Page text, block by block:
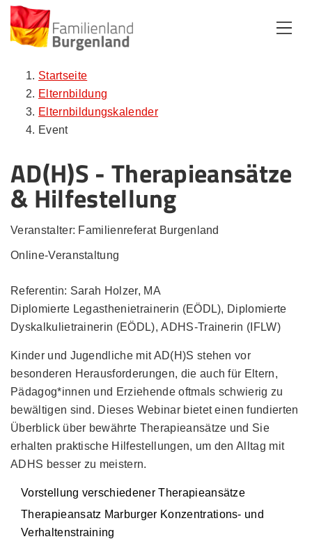
Startseite
Elternbildung
Elternbildungskalender
Event
AD(H)S - Therapieansätze
& Hilfestellung
Veranstalter: Familienreferat Burgenland
Online-Veranstaltung
Referentin: Sarah Holzer, MA
Diplomierte Legasthenietrainerin (EÖDL), Diplomierte
Dyskalkulietrainerin (EÖDL), ADHS-Trainerin (IFLW)
Kinder und Jugendliche mit AD(H)S stehen vor
besonderen Herausforderungen, die auch für Eltern,
Pädagog*innen und Erziehende oftmals schwierig zu
bewältigen sind. Dieses Webinar bietet einen fundierten
Überblick über bewährte Therapieansätze und Sie
erhalten praktische Hilfestellungen, um den Alltag mit
ADHS besser zu meistern.
Vorstellung verschiedener Therapieansätze
Therapieansatz Marburger Konzentrations- und
Verhaltenstraining